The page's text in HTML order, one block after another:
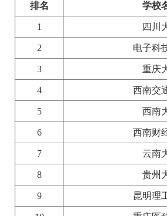
排名 学校
1 四川
2 电子科
3 重庆
4 西南交
5 西南
6 西南财
7 云南
8 贵州
9 昆明理